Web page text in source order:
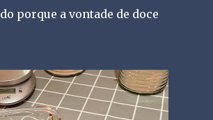
porque a vontade de doce